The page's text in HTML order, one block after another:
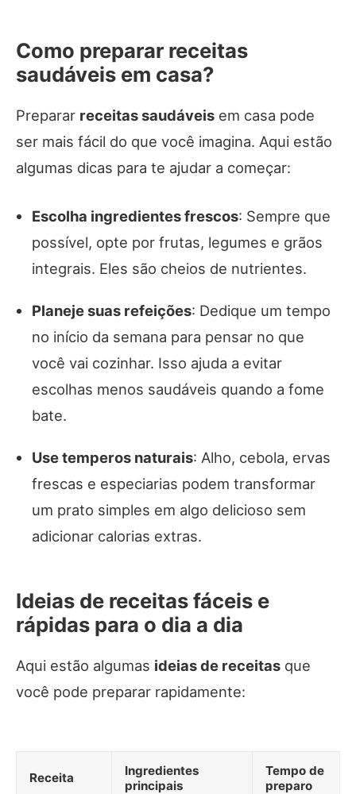
Como preparar receitas
saudáveis em casa?
Preparar receitas saudáveis em casa pode
ser mais fácil do que você imagina. Aqui estão
algumas dicas para te ajudar a começar:
Escolha ingredientes frescos: Sempre que
possível, opte por frutas, legumes e grãos
integrais. Eles são cheios de nutrientes.
Planeje suas refeições: Dedique um tempo
no início da semana para pensar no que
você vai cozinhar. Isso ajuda a evitar
escolhas menos saudáveis quando a fome
bate.
Use temperos naturais: Alho, cebola, ervas
frescas e especiarias podem transformar
um prato simples em algo delicioso sem
adicionar calorias extras.
Ideias de receitas fáceis e
rápidas para o dia a dia
Aqui estão algumas ideias de receitas que
você pode preparar rapidamente:
Receita
Ingredientes
principais
Tempo de
preparo